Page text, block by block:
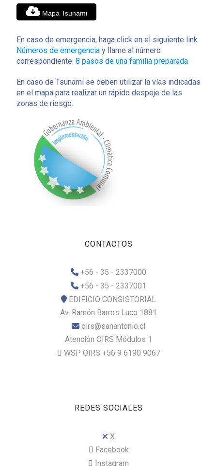
Mapa Tsunami
En caso de emergencia, haga click en el siguiente link
Números de emergencia y llame al número
correspondiente. 8 pasos de una familia preparada
En caso de Tsunami se deben utilizar la vías indicadas
en el mapa para realizar un rápido despeje de las
zonas de riesgo.
CONTACTOS
+56 - 35 - 2337000
+56 - 35 - 2337001
EDIFICIO CONSISTORIAL
Av. Ramón Barros Luco 1881
oirs@sanantonio.cl
Atención OIRS Módulos 1
WSP OIRS +56 9 6190 9067
REDES SOCIALES
X
Facebook
Instagram